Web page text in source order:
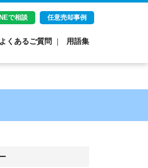
で相談 任意売却事例
よくあるご質問 用語集